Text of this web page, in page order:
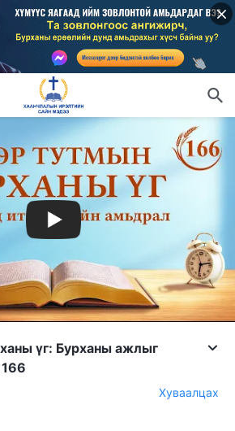
үг: Бурханы ажлыг
Хуваалцах